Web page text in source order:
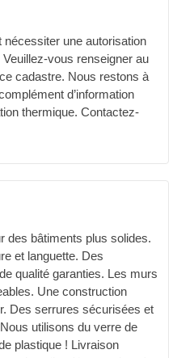
une autorisation
vous renseigner au
cadastre. Nous restons à
d’information
thermique. Contactez-
des bâtiments plus solides.
et languette. Des
qualité garanties. Les murs
Une construction
Des serrures sécurisées et
utilisons du verre de
plastique ! Livraison